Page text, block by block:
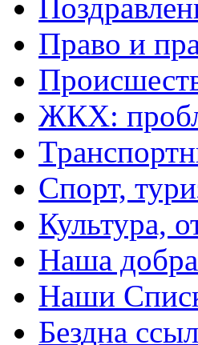
Право и
ЖКХ:
Спорт,
Культура,
Наша
Наши
Бездна